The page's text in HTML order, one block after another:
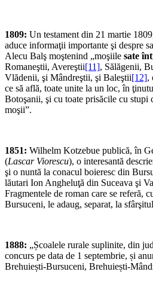
1809: Un testament din 21 martie
aduce informaţii importante şi despre
Alecu Balş moştenind „moşiile sate
Romane­ştii, Avereştii[11], Sălăgenii,
Vlădenii, şi Mândreştii, şi Baleştii[12],
ce să află, toate unite la un loc, în
Botoşanii, şi cu toate prisăcile cu stupi
moşii”.
1851: Wilhelm Kotzebue publică, în
(Lascar Viorescu), o interesantă
şi o nuntă la conacul boieresc din
lăutari Ion Angheluţă din Suceava şi
Fragmentele de roman care se referă,
Bursuceni, le adaug, separat, la
1888: „Școalele rurale suplinite, din
concurs pe data de 1 septembrie, și
Brehuiești-Bursuceni, Brehuiești-